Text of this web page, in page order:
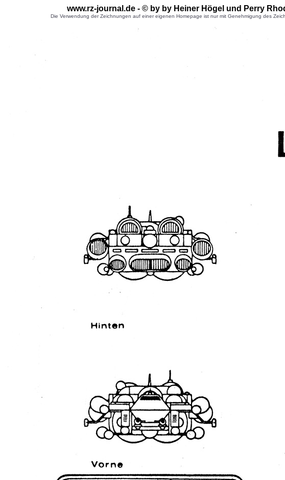
www.rz-journal.de - © by by Heiner Högel und Perry
Die Verwendung der Zeichnungen auf einer eigenen Homepage ist nur mit Genehmigung des